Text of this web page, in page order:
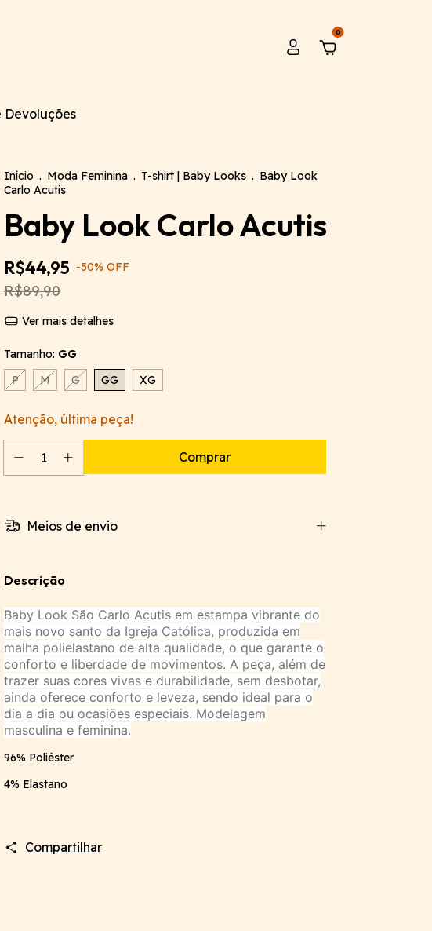
0
Devoluções
Início . Moda Feminina . T-shirt | Baby Looks . Baby Look
Carlo Acutis
Baby Look Carlo Acutis
R$44,95 -50% OFF
R$89,90
Ver mais detalhes
Tamanho: GG
P
M G GG XG
Atenção, última peça!
Meios de envio
Descrição
Baby Look São Carlo Acutis em estampa vibrante do
mais novo santo da Igreja Católica, produzida em
malha polielastano de alta qualidade, o que garante o
conforto e liberdade de movimentos. A peça, além de
trazer suas cores vivas e durabilidade, sem desbotar,
ainda oferece conforto e leveza, sendo ideal para o
dia a dia ou ocasiões especiais. Modelagem
masculina e feminina.
96% Poliéster
4% Elastano
Compartilhar